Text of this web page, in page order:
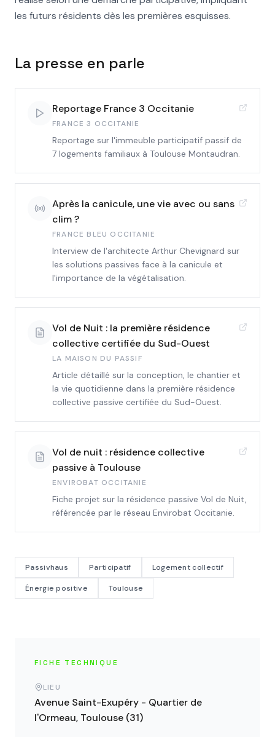
les futurs résidents dès les premières esquisses.
La presse en parle
Reportage France 3 Occitanie
FRANCE 3 OCCITANIE
Reportage sur l'immeuble participatif passif de
7 logements familiaux à Toulouse Montaudran.
Après la canicule, une vie avec ou sans
clim ?
FRANCE BLEU OCCITANIE
Interview de l'architecte Arthur Chevignard sur
les solutions passives face à la canicule et
l'importance de la végétalisation.
Vol de Nuit : la première résidence
collective certifiée du Sud-Ouest
LA MAISON DU PASSIF
Article détaillé sur la conception, le chantier et
la vie quotidienne dans la première résidence
collective passive certifiée du Sud-Ouest.
Vol de nuit : résidence collective
passive à Toulouse
ENVIROBAT OCCITANIE
Fiche projet sur la résidence passive Vol de Nuit,
référencée par le réseau Envirobat Occitanie.
Passivhaus Participatif Logement collectif
Énergie positive Toulouse
FICHE TECHNIQUE
LIEU
Avenue Saint-Exupéry - Quartier de
l'Ormeau, Toulouse (31)